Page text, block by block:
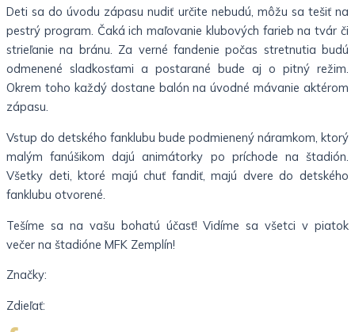
Deti sa do úvodu zápasu nudiť určite nebudú, môžu sa tešiť na
pestrý program. Čaká ich maľovanie klubových farieb na tvár či
strieľanie na bránu. Za verné fandenie počas stretnutia budú
odmenené sladkosťami a postarané bude aj o pitný režim.
Okrem toho každý dostane balón na úvodné mávanie aktérom
zápasu.
Vstup do detského fanklubu bude podmienený náramkom, ktorý
malým fanúšikom dajú animátorky po príchode na štadión.
Všetky deti, ktoré majú chuť fandiť, majú dvere do detského
fanklubu otvorené.
Tešíme sa na vašu bohatú účasť! Vidíme sa všetci v piatok
večer na štadióne MFK Zemplín!
Značky:
Zdieľať: